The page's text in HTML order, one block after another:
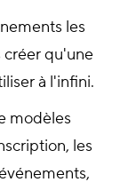
les
créer qu'une
à l'infini.
modèles
les